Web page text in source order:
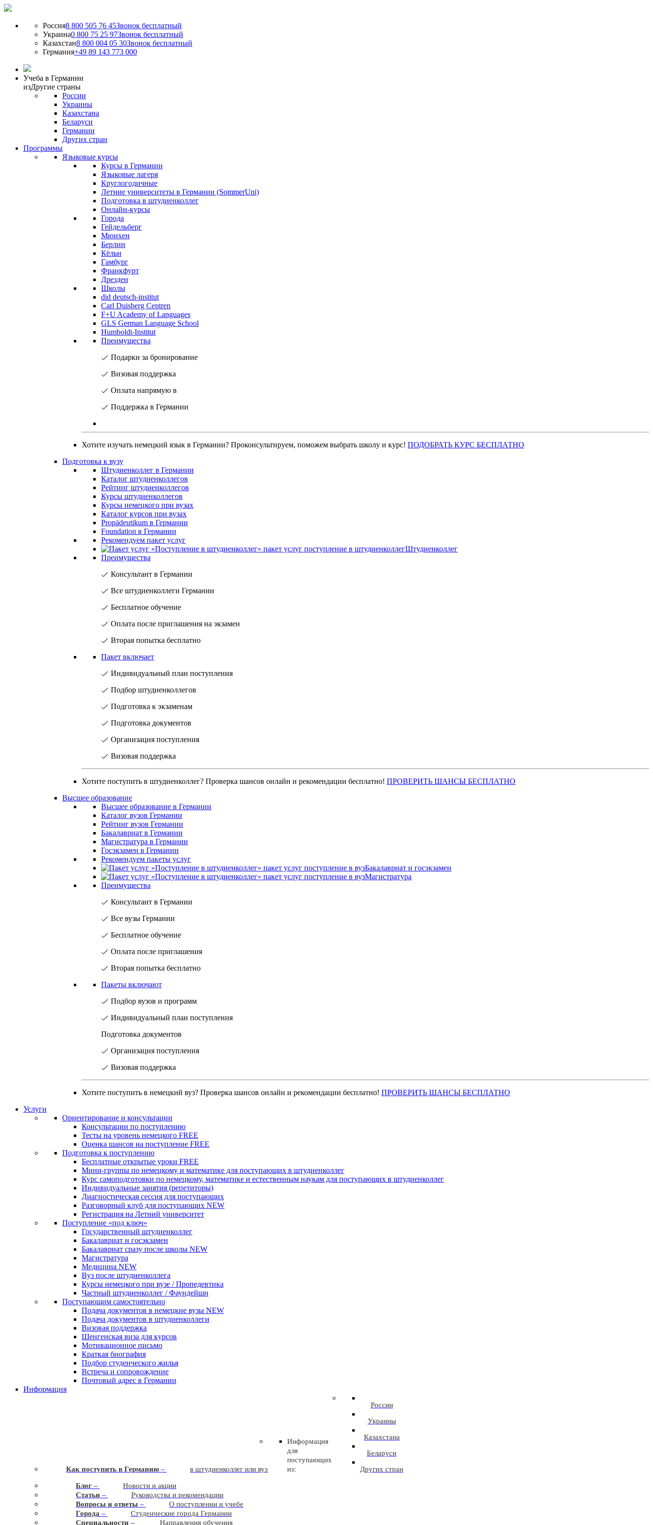
Россия8 800 505 76 45Звонок бесплатный
Украина0 800 75 25 97Звонок бесплатный
Казахстан8 800 004 05 30Звонок бесплатный
Германия+49 89 143 773 000
Учеба в Германии
изДругие страны
России
Украины
Казахстана
Беларуси
Германии
Других стран
Программы
Языковые курсы
Курсы в Германии
Языковые лагеря
Круглогодичные
Летние университеты в Германии (SommerUni)
Подготовка в штудиенколлег
Онлайн-курсы
Города
Гейдельберг
Мюнхен
Берлин
Кёльн
Гамбург
Франкфурт
Дрезден
Школы
did deutsch-institut
Carl Duisberg Centren
F+U Academy of Languages
GLS German Language School
Humboldt-Institut
Преимущества
Подарки за бронирование
Визовая поддержка
Оплата напрямую в
Поддержка в Германии
Хотите изучать немецкий язык в Германии? Проконсультируем, поможем выбрать школу и курс! ПОДОБРАТЬ КУРС БЕСПЛАТНО
Подготовка к вузу
Штудиенколлег в Германии
Каталог штудиенколлегов
Рейтинг штудиенколлегов
Курсы штудиенколлегов
Курсы немецкого при вузах
Каталог курсов при вузах
Propädeutikum в Германии
Foundation в Германии
Рекомендуем пакет услуг
Штудиенколлег
Преимущества
Консультант в Германии
Все штудиенколлеги Германии
Бесплатное обучение
Оплата после приглашения на экзамен
Вторая попытка бесплатно
Пакет включает
Индивидуальный план поступления
Подбор штудиенколлегов
Подготовка к экзаменам
Подготовка документов
Организация поступления
Визовая поддержка
Хотите поступить в штудиенколлег? Проверка шансов онлайн и рекомендации бесплатно! ПРОВЕРИТЬ ШАНСЫ БЕСПЛАТНО
Высшее образование
Высшее образование в Германии
Каталог вузов Германии
Рейтинг вузов Германии
Бакалавриат в Германии
Магистратура в Германии
Госэкзамен в Германии
Рекомендуем пакеты услуг
Бакалавриат и госэкзамен
Магистратура
Преимущества
Консультант в Германии
Все вузы Германии
Бесплатное обучение
Оплата после приглашения
Вторая попытка бесплатно
Пакеты включают
Подбор вузов и программ
Индивидуальный план поступления
Подготовка документов
Организация поступления
Визовая поддержка
Хотите поступить в немецкий вуз? Проверка шансов онлайн и рекомендации бесплатно! ПРОВЕРИТЬ ШАНСЫ БЕСПЛАТНО
Услуги
Ориентирование и консультации
Консультации по поступлению
Тесты на уровень немецкого FREE
Оценка шансов на поступление FREE
Подготовка к поступлению
Бесплатные открытые уроки FREE
Мини-группы по немецкому и математике для поступающих в штудиенколлег
Курс самоподготовки по немецкому, математике и естественным наукам для поступающих в штудиенколлег
Индивидуальные занятия (репетиторы)
Диагностическая сессия для поступающих
Разговорный клуб для поступающих NEW
Регистрация на Летний университет
Поступление «под ключ»
Государственный штудиенколлег
Бакалавриат и госэкзамен
Бакалавриат сразу после школы NEW
Магистратура
Медицина NEW
Вуз после штудиенколлега
Курсы немецкого при вузе / Пропедевтика
Частный штудиенколлег / Фаундейшн
Поступающим самостоятельно
Подача документов в немецкие вузы NEW
Подача документов в штудиенколлеги
Визовая поддержка
Шенгенская виза для курсов
Мотивационное письмо
Краткая биография
Подбор студенческого жилья
Встреча и сопровождение
Почтовый адрес в Германии
Информация
Как поступить в Германию – в штудиенколлег или вуз
Информация
для
поступающих
из:
России
Украины
Казахстана
Беларуси
Других стран
Блог –
Новости и акции
Статьи –
Руководства и рекомендации
Вопросы и ответы –
О поступлении и учебе
Города –
Студенческие города Германии
Cпециальности –
Направления обучения